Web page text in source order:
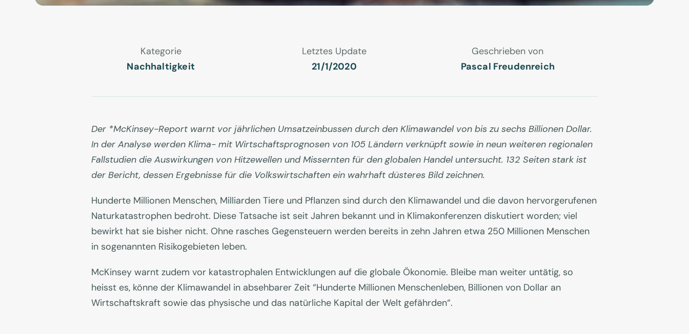
Kategorie
Nachhaltigkeit
Letztes Update
21/1/2020
Geschrieben von
Pascal Freudenreich
Der *McKinsey-Report warnt vor jährlichen Umsatzeinbussen durch den Klimawandel von bis zu sechs Billionen Dollar.
In der Analyse werden Klima- mit Wirtschaftsprognosen von 105 Ländern verknüpft sowie in neun weiteren regionalen
Fallstudien die Auswirkungen von Hitzewellen und Missernten für den globalen Handel untersucht. 132 Seiten stark ist
der Bericht, dessen Ergebnisse für die Volkswirtschaften ein wahrhaft düsteres Bild zeichnen.
Hunderte Millionen Menschen, Milliarden Tiere und Pflanzen sind durch den Klimawandel und die davon hervorgerufenen
Naturkatastrophen bedroht. Diese Tatsache ist seit Jahren bekannt und in Klimakonferenzen diskutiert worden; viel
bewirkt hat sie bisher nicht. Ohne rasches Gegensteuern werden bereits in zehn Jahren etwa 250 Millionen Menschen
in sogenannten Risikogebieten leben.
McKinsey warnt zudem vor katastrophalen Entwicklungen auf die globale Ökonomie. Bleibe man weiter untätig, so
heisst es, könne der Klimawandel in absehbarer Zeit “Hunderte Millionen Menschenleben, Billionen von Dollar an
Wirtschaftskraft sowie das physische und das natürliche Kapital der Welt gefährden“.